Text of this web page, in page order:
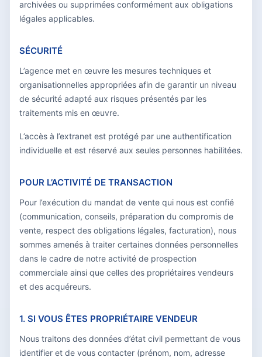
archivées ou supprimées conformément aux obligations
légales applicables.
SÉCURITÉ
L’agence met en œuvre les mesures techniques et
organisationnelles appropriées afin de garantir un niveau
de sécurité adapté aux risques présentés par les
traitements mis en œuvre.
L’accès à l’extranet est protégé par une authentification
individuelle et est réservé aux seules personnes habilitées.
POUR L’ACTIVITÉ DE TRANSACTION
Pour l’exécution du mandat de vente qui nous est confié
(communication, conseils, préparation du compromis de
vente, respect des obligations légales, facturation), nous
sommes amenés à traiter certaines données personnelles
dans le cadre de notre activité de prospection
commerciale ainsi que celles des propriétaires vendeurs
et des acquéreurs.
1. SI VOUS ÊTES PROPRIÉTAIRE VENDEUR
Nous traitons des données d’état civil permettant de vous
identifier et de vous contacter (prénom, nom, adresse